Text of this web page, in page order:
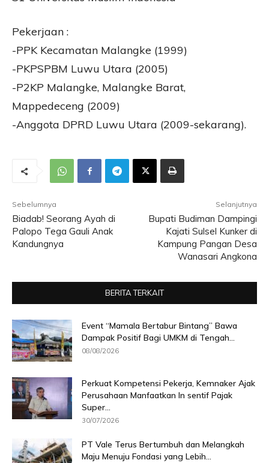
Pekerjaan :
-PPK Kecamatan Malangke (1999)
-PKPSPBM Luwu Utara (2005)
-P2KP Malangke, Malangke Barat,
Mappedeceng (2009)
-Anggota DPRD Luwu Utara (2009-sekarang).
Sebelumnya
Biadab! Seorang Ayah di
Palopo Tega Gauli Anak
Kandungnya
Selanjutnya
Bupati Budiman Dampingi
Kajati Sulsel Kunker di
Kampung Pangan Desa
Wanasari Angkona
BERITA TERKAIT
Event “Mamala Bertabur Bintang” Bawa
Dampak Positif Bagi UMKM di Tengah...
08/08/2026
Perkuat Kompetensi Pekerja, Kemnaker Ajak
Perusahaan Manfaatkan In sentif Pajak
Super...
30/07/2026
PT Vale Terus Bertumbuh dan Melangkah
Maju Menuju Fondasi yang Lebih...